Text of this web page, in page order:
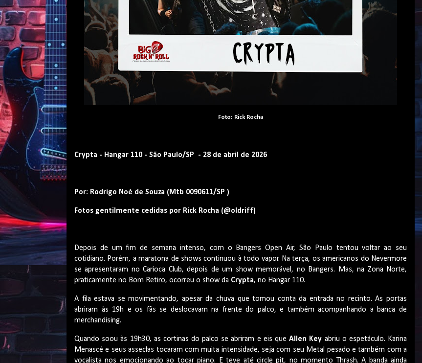
Foto: Rick Rocha
Crypta - Hangar 110 - São Paulo/SP - 28 de abril de 2026
Por: Rodrigo Noé de Souza (Mtb 0090611/SP )
Fotos gentilmente cedidas por Rick Rocha (@oldriff)
Depois de um fim de semana intenso, com o Bangers Open Air, São Paulo tentou voltar ao seu
cotidiano. Porém, a maratona de shows continuou à todo vapor. Na terça, os americanos do Nevermore
se apresentaram no Carioca Club, depois de um show memorável, no Bangers. Mas, na Zona Norte,
praticamente no Bom Retiro, ocorreu o show da Crypta, no Hangar 110.
A fila estava se movimentando, apesar da chuva que tomou conta da entrada no recinto. As portas
abriram às 19h e os fãs se deslocavam na frente do palco, e também acompanhando a banca de
merchandising.
Quando soou às 19h30, as cortinas do palco se abriram e eis queAllen Key abriu o espetáculo. Karina
Menascé e seus asseclas tocaram com muita intensidade, seja com seu Metal pesado e também com a
vocalista nos emocionando ao tocar piano. E teve até circle pit, no momento Thrash. A banda ainda